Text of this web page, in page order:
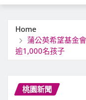
Home
蒲公英希望基金
逾1,000名孩子
桃園新聞